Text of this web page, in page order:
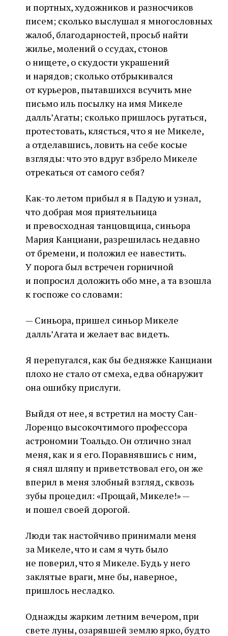
и портных, художников и разносчиков
писем; сколько выслушал я многословных
жалоб, благодарностей, просьб найти
жилье, молений о ссудах, стонов
о нищете, о скудости украшений
и нарядов; сколько отбрыкивался
от курьеров, пытавшихся всучить мне
письмо иль посылку на имя Микеле
далль’Агаты; сколько пришлось ругаться,
протестовать, клясться, что я не Микеле,
а отделавшись, ловить на себе косые
взгляды: что это вдруг взбрело Микеле
отрекаться от самого себя?
Как-то летом прибыл я в Падую и узнал,
что добрая моя приятельница
и превосходная танцовщица, синьора
Мария Канциани, разрешилась недавно
от бремени, и положил ее навестить.
У порога был встречен горничной
и попросил доложить обо мне, а та взошла
к госпоже со словами:
— Синьора, пришел синьор Микеле
далль’Агата и желает вас видеть.
Я перепугался, как бы бедняжке Канциани
плохо не стало от смеха, едва обнаружит
она ошибку прислуги.
Выйдя от нее, я встретил на мосту Сан-
Лоренцо высокочтимого профессора
астрономии Тоальдо. Он отлично знал
меня, как и я его. Поравнявшись с ним,
я снял шляпу и приветствовал его, он же
вперил в меня злобный взгляд, сквозь
зубы процедил: «Прощай, Микеле!» —
и пошел своей дорогой.
Люди так настойчиво принимали меня
за Микеле, что и сам я чуть было
не поверил, что я Микеле. Будь у него
заклятые враги, мне бы, наверное,
пришлось несладко.
Однажды жарким летним вечером, при
свете луны, озарявшей землю ярко, будто